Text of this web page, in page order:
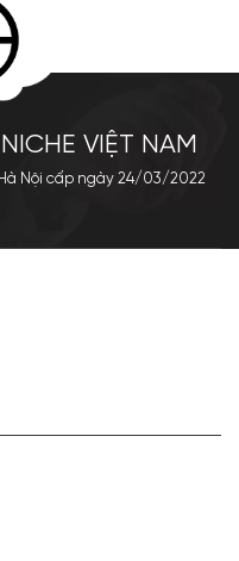
VIỆT NAM
Hà Nội cấp ngày 24/03/2022